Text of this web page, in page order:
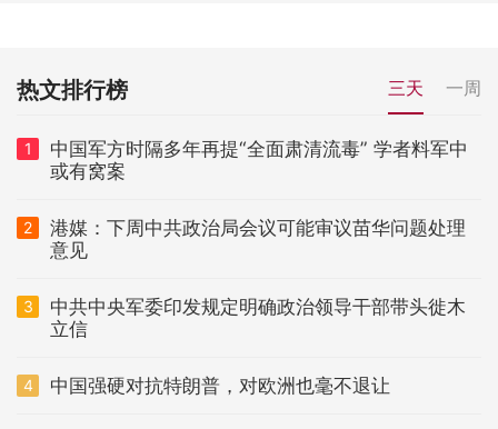
热文排行榜 三天 一周
1
中国军方时隔多年再提“全面肃清流毒” 学者料军中
或有窝案
2
港媒：下周中共政治局会议可能审议苗华问题处理
意见
3
中共中央军委印发规定明确政治领导干部带头徙木
立信
4 中国强硬对抗特朗普，对欧洲也毫不退让